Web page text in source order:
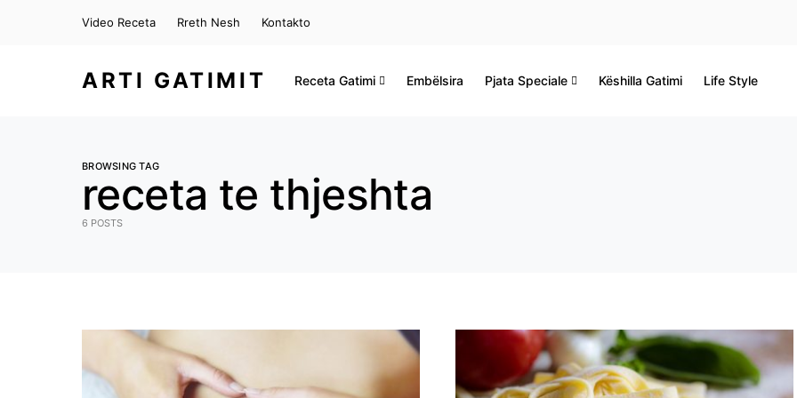
Video Receta Rreth Nesh Kontakto
ARTI GATIMIT Receta Gatimi Embëlsira Pjata Speciale Këshilla Gatimi Life Style
BROWSING TAG
receta te thjeshta
6 POSTS